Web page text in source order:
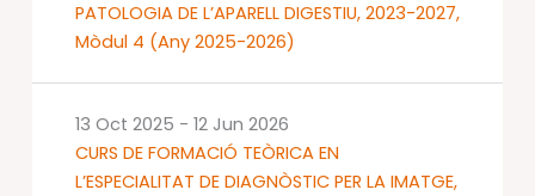
PATOLOGIA DE L’APARELL DIGESTIU, 2023-2027,
Mòdul 4 (Any 2025-2026)
CURS DE FORMACIÓ TEÒRICA EN
L’ESPECIALITAT DE DIAGNÒSTIC PER LA IMATGE,
13 Oct 2025 - 12 Jun 2026